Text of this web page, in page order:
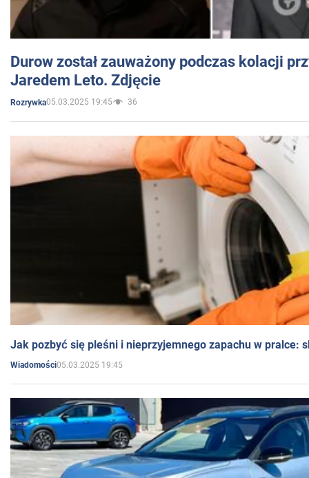
Durow został zauważony podczas kolacji
Jaredem Leto. Zdjęcie
Rozrywka05.03.2025 19:45 36
Jak pozbyć się pleśni i nieprzyjemnego zapachu w pralce:
Wiadomości05.03.2025 19:45